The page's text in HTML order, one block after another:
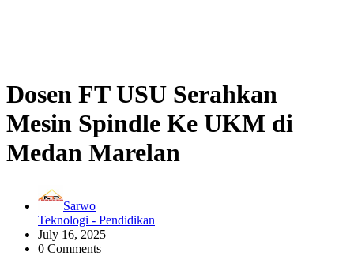
Dosen FT USU Serahkan
Mesin Spindle Ke UKM di
Medan Marelan
Sarwo
Teknologi - Pendidikan
July 16, 2025
0 Comments